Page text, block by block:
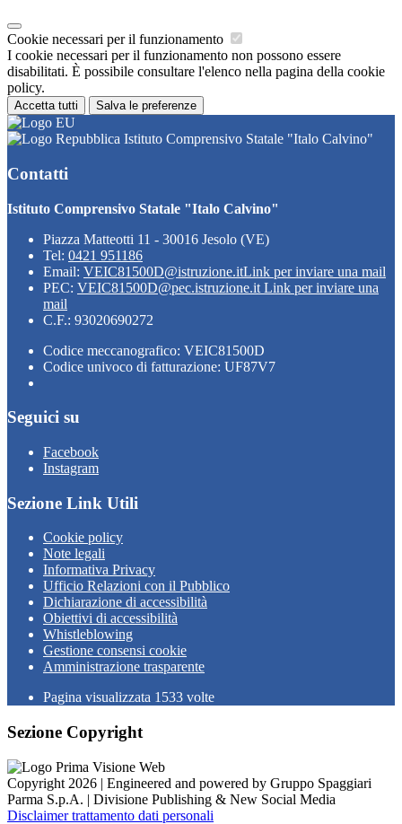
Cookie necessari per il funzionamento
I cookie necessari per il funzionamento non possono essere
disabilitati. È possibile consultare l'elenco nella pagina della cookie
policy.
Accetta tutti Salva le preferenze
Istituto Comprensivo Statale "Italo Calvino"
Contatti
Istituto Comprensivo Statale "Italo Calvino"
Piazza Matteotti 11 - 30016 Jesolo (VE)
Tel: 0421 951186
Email: VEIC81500D@istruzione.itLink per inviare una mail
PEC: VEIC81500D@pec.istruzione.it Link per inviare una
mail
C.F.: 93020690272
Codice meccanografico: VEIC81500D
Codice univoco di fatturazione: UF87V7
Seguici su
Facebook
Instagram
Sezione Link Utili
Cookie policy
Note legali
Informativa Privacy
Ufficio Relazioni con il Pubblico
Dichiarazione di accessibilità
Obiettivi di accessibilità
Whistleblowing
Gestione consensi cookie
Amministrazione trasparente
Pagina visualizzata 1533 volte
Sezione Copyright
Copyright 2026 | Engineered and powered by Gruppo Spaggiari
Parma S.p.A. | Divisione Publishing & New Social Media
Disclaimer trattamento dati personali